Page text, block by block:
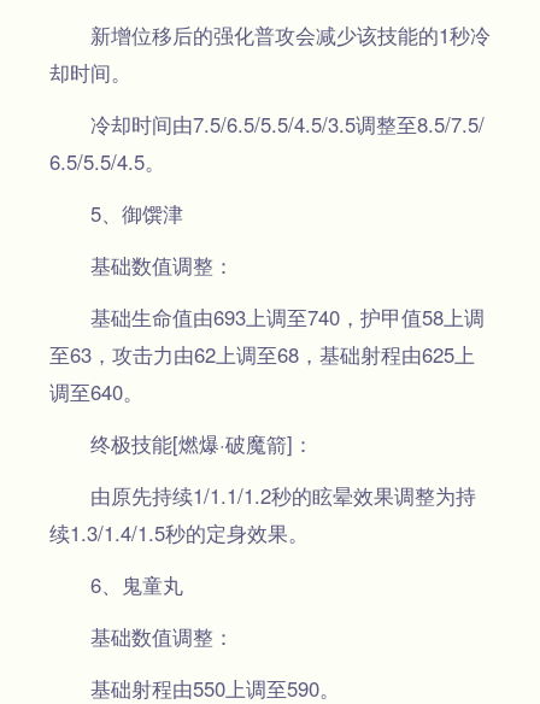
新增位移后的强化普攻会减少该技能的1秒冷
却时间。
冷却时间由7.5/6.5/5.5/4.5/3.5调整至8.5/7.5/
6.5/5.5/4.5。
5、御馔津
基础数值调整：
基础生命值由693上调至740，护甲值58上调
至63，攻击力由62上调至68，基础射程由625上
调至640。
终极技能[燃爆·破魔箭]：
由原先持续1/1.1/1.2秒的眩晕效果调整为持
续1.3/1.4/1.5秒的定身效果。
6、鬼童丸
基础数值调整：
基础射程由550上调至590。